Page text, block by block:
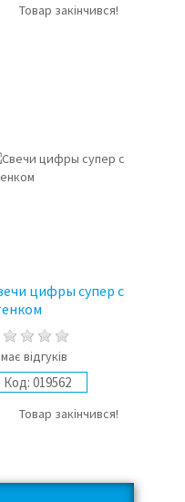
Товар закінчився!
цифры супер с
відгуків
Код: 019562
Товар закінчився!